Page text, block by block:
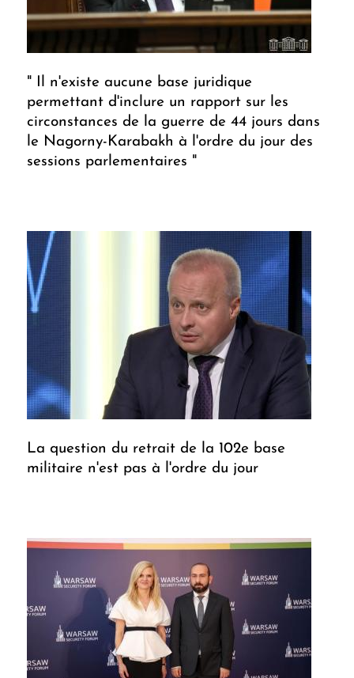
" Il n'existe aucune base juridique
permettant d'inclure un rapport sur les
circonstances de la guerre de 44 jours dans
le Nagorny-Karabakh à l'ordre du jour des
sessions parlementaires "
La question du retrait de la 102e base
militaire n'est pas à l'ordre du jour